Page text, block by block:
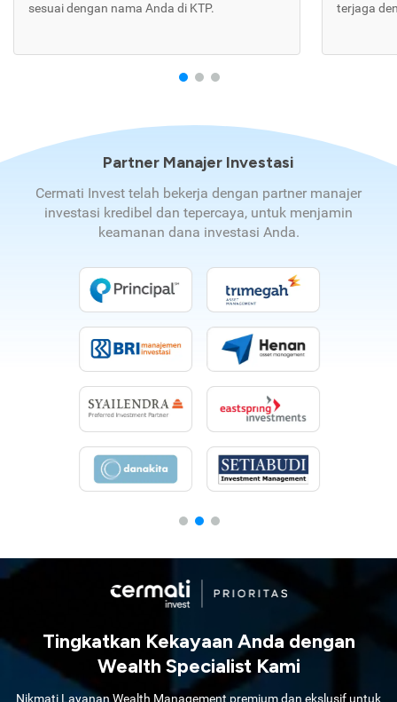
sesuai dengan nama Anda di KTP.
terjaga
Partner Manajer Investasi
Cermati Invest telah bekerja dengan partner manajer
investasi kredibel dan tepercaya, untuk menjamin
keamanan dana investasi Anda.
Tingkatkan Kekayaan Anda dengan
Wealth Specialist Kami
Nikmati Layanan Wealth Management premium dan ekslusif untuk